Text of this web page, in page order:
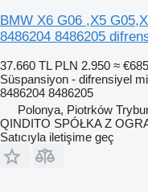
BMW X6 G06 ,X5
8486204 8486205
37.660 TL PLN 2.950 ≈
Süspansiyon - difrensiyel
8486204 8486205
Polonya, Piotrków
QINDITO SPÓŁKA Z
Satıcıyla iletişime geç